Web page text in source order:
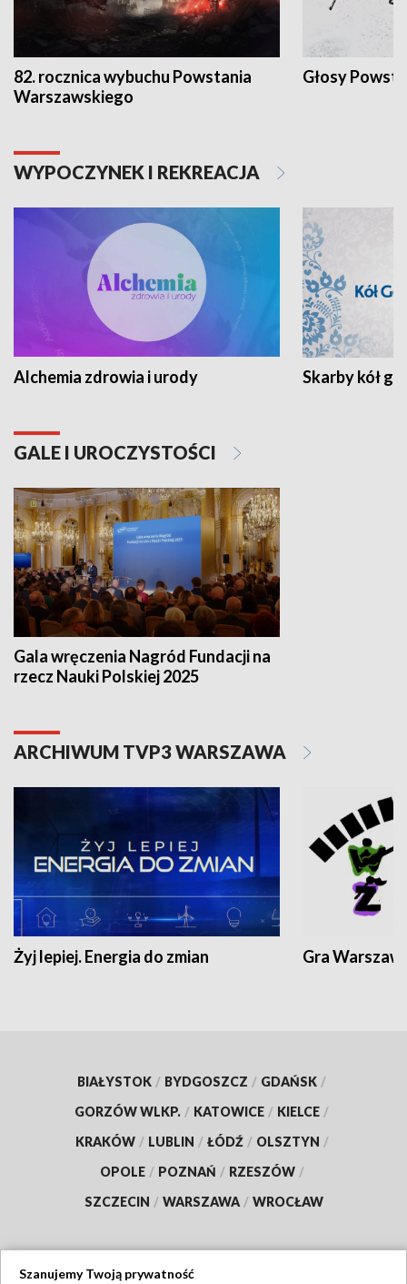
82. rocznica wybuchu Powstania
Warszawskiego
Głosy
WYPOCZYNEK I REKREACJA
Alchemia zdrowia i urody Skarby kół
GALE I UROCZYSTOŚCI
Gala wręczenia Nagród Fundacji na
rzecz Nauki Polskiej 2025
ARCHIWUM TVP3 WARSZAWA
Żyj lepiej. Energia do zmian Gra
BIAŁYSTOK / BYDGOSZCZ / GDAŃSK /
GORZÓW WLKP. / KATOWICE / KIELCE /
KRAKÓW / LUBLIN / ŁÓDŹ / OLSZTYN /
OPOLE / POZNAŃ / RZESZÓW /
SZCZECIN / WARSZAWA / WROCŁAW
Szanujemy Twoją prywatność